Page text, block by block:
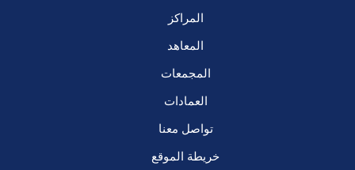
المراكز
المعاهد
المجمعات
العمادات
تواصل معنا
خريطة الموقع